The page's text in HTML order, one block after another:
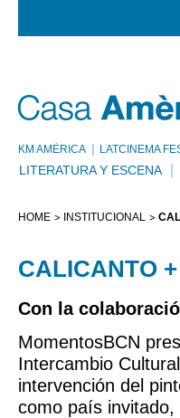
KM AMÈRICA LATCINEMA
LITERATURA Y ESCENA
HOME INSTITUCIONAL
CALICANTO
Con la
MomentosBCN
Intercambio
intervención del
como país